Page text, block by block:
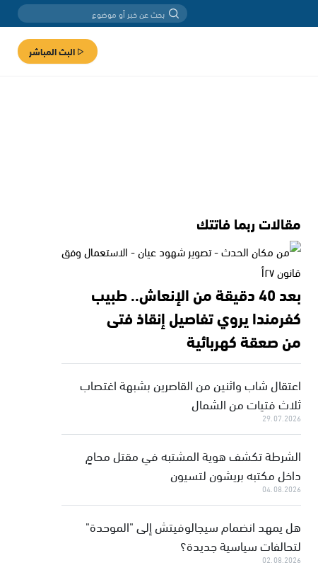
البث المباشر
مقالات ربما فاتتك
بعد 40 دقيقة من الإنعاش.. طبيب
كفرمندا يروي تفاصيل إنقاذ فتى
من صعقة كهربائية
اعتقال شاب واثنين من القاصرين بشبهة اغتصاب
ثلاث فتيات من الشمال
29.07.2026
الشرطة تكشف هوية المشتبه في مقتل محامٍ
داخل مكتبه بريشون لتسيون
04.08.2026
هل يمهد انضمام سيجالوفيتش إلى "الموحدة"
لتحالفات سياسية جديدة؟
02.08.2026